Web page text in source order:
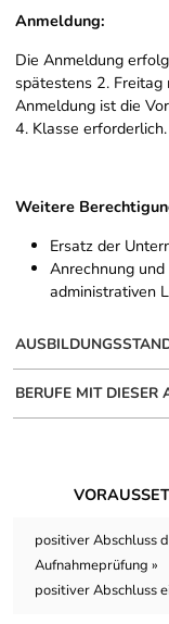
Anmeldung:
Die Anmeldung
spätestens 2.
Anmeldung ist die
4. Klasse erforderlich.
Weitere
Ersatz der
Anrechnung
administrativen
BERUFE MIT DIESER
positiver Abschluss
Aufnahmeprüfung »
positiver Abschluss